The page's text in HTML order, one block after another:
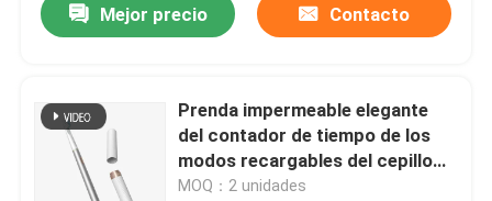
Mejor precio Contacto
Prenda impermeable elegante
del contador de tiempo de los
modos recargables del cepillo
de dientes eléctrico 3 del poder
MOQ：2 unidades